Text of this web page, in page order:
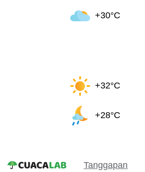
+30°C
+32°C
+28°C
Tanggapan